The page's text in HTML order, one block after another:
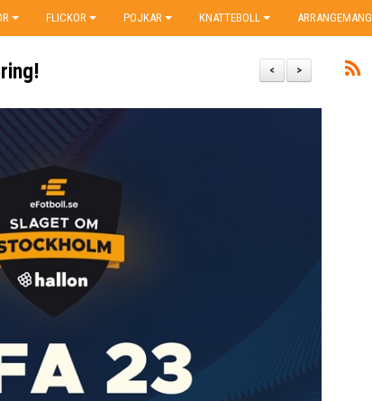
FLICKOR POJKAR KNATTEBOLL ARRANGEMANG
>
<